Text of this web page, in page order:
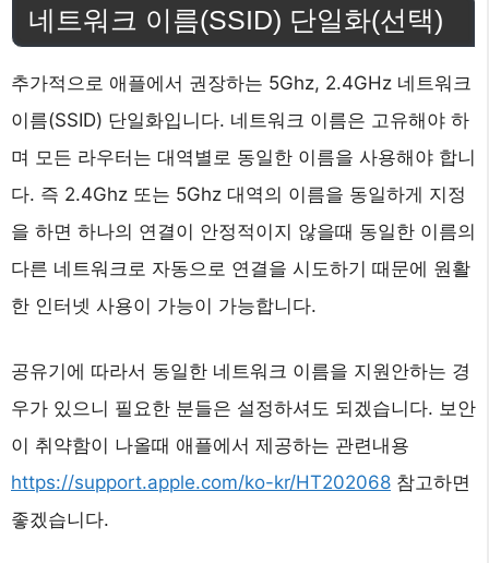
네트워크 이름(SSID) 단일화(선택)
추가적으로 애플에서 권장하는 5Ghz, 2.4GHz 네트워크
이름(SSID) 단일화입니다. 네트워크 이름은 고유해야 하
며 모든 라우터는 대역별로 동일한 이름을 사용해야 합니
다. 즉 2.4Ghz 또는 5Ghz 대역의 이름을 동일하게 지정
을 하면 하나의 연결이 안정적이지 않을때 동일한 이름의
다른 네트워크로 자동으로 연결을 시도하기 때문에 원활
한 인터넷 사용이 가능이 가능합니다.
공유기에 따라서 동일한 네트워크 이름을 지원안하는 경
우가 있으니 필요한 분들은 설정하셔도 되겠습니다. 보안
이 취약함이 나올때 애플에서 제공하는 관련내용
https://support.apple.com/ko-kr/HT202068 참고하면
좋겠습니다.